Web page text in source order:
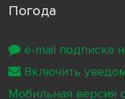
Погода
e-mail подписка
Включить
Мобильная версия